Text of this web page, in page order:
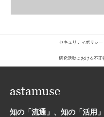
セキュリティポリシー
研究活動における不
知の「流通」、知の「活用